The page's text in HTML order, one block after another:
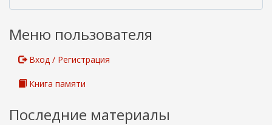
Меню пользователя
Вход / Регистрация
Книга памяти
Последние материалы